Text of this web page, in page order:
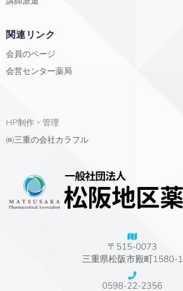
関連リンク
会員のページ
会営センター薬局
HP制作・管理
㈱三重の会社カラフル
〒515-0073
三重県松阪市殿町1580-1
0598-22-2356